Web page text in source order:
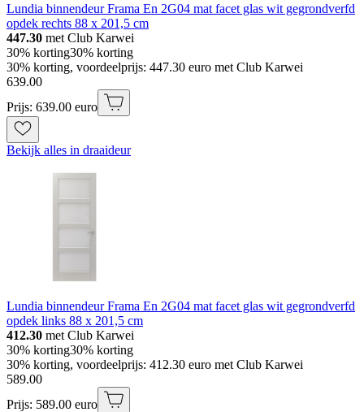
Lundia binnendeur Frama En 2G04 mat facet glas wit gegrondverfd
opdek rechts 88 x 201,5 cm
447.30 met Club Karwei
30% korting30% korting
30% korting, voordeelprijs: 447.30 euro met Club Karwei
639.00
Prijs: 639.00 euro
Bekijk alles in draaideur
Lundia binnendeur Frama En 2G04 mat facet glas wit gegrondverfd
opdek links 88 x 201,5 cm
412.30 met Club Karwei
30% korting30% korting
30% korting, voordeelprijs: 412.30 euro met Club Karwei
589.00
Prijs: 589.00 euro